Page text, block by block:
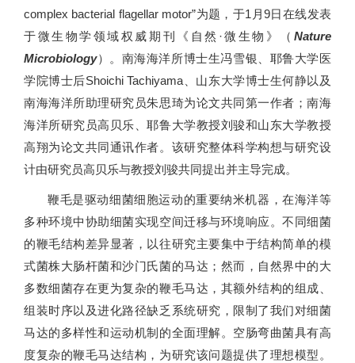
complex bacterial flagellar motor”为题，于1月9日在线发表
于微生物学领域权威期刊《自然·微生物》（ Nature
Microbiology）。南海海洋所博士生冯雪银、耶鲁大学医
学院博士后Shoichi Tachiyama、山东大学博士生何静以及
南海海洋所助理研究员朱思琦为论文共同第一作者；南海
海洋所研究员高贝乐、耶鲁大学教授刘骏和山东大学教授
高翔为论文共同通讯作者。该研究整体科学构想与研究设
计由研究员高贝乐与教授刘骏共同提出并主导完成。
鞭毛是驱动细菌细胞运动的重要纳米机器，在海洋等
多种环境中协助细菌实现空间迁移与环境响应。不同细菌
的鞭毛结构差异显著，以往研究主要集中于结构简单的模
式菌株大肠杆菌和沙门氏菌的马达；然而，自然界中的大
多数细菌存在更为复杂的鞭毛马达，其额外结构的组成、
组装时序以及进化路径缺乏系统研究，限制了我们对细菌
马达的多样性和运动机制的全面理解。空肠弯曲菌具有高
度复杂的鞭毛马达结构，为研究该问题提供了理想模型。